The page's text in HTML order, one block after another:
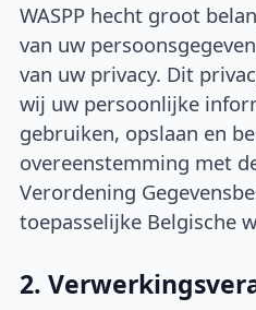
WASPP hecht groot
van uw
van uw privacy. Dit
wij uw persoonlijke
gebruiken, opslaan en
overeenstemming met
Verordening
toepasselijke Belgische
2.